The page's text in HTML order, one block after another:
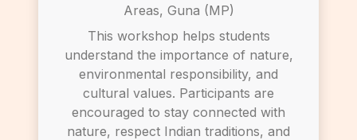
Areas, Guna (MP)
This workshop helps students
understand the importance of nature,
environmental responsibility, and
cultural values. Participants are
encouraged to stay connected with
nature, respect Indian traditions, and